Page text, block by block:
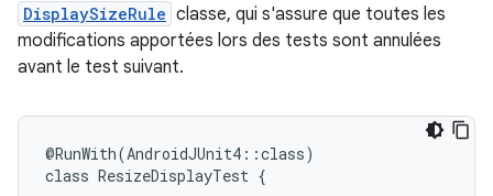
DisplaySizeRule classe, qui s'assure que toutes les
modifications apportées lors des tests sont annulées
avant le test suivant.
@RunWith(AndroidJUnit4::class)
class ResizeDisplayTest {